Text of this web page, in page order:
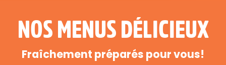
NOS MENUS DÉLICIEUX
Fraîchement préparés pour vous!